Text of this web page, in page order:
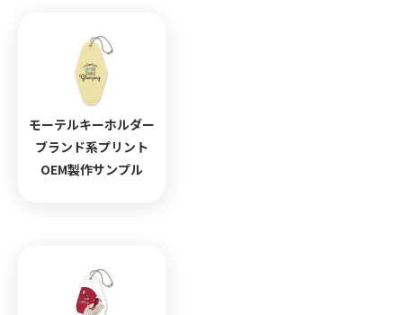
モーテルキーホルダー
ブランド系プリント
OEM製作サンプル